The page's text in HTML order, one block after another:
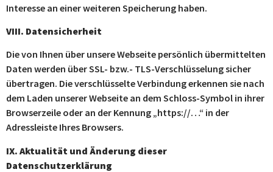
Interesse an einer weiteren Speicherung haben.
VIII. Datensicherheit
Die von Ihnen über unsere Webseite persönlich übermittelten
Daten werden über SSL- bzw.- TLS-Verschlüsselung sicher
übertragen. Die verschlüsselte Verbindung erkennen sie nach
dem Laden unserer Webseite an dem Schloss-Symbol in ihrer
Browserzeile oder an der Kennung „https://…“ in der
Adressleiste Ihres Browsers.
IX. Aktualität und Änderung dieser
Datenschutzerklärung